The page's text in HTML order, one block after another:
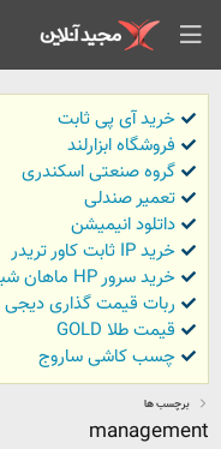
خرید آی پی ثابت
فروشگاه ابزارلند
گروه صنعتی اسکندری
تعمیر صندلی
داتلود انیمیشن
خرید IP ثابت کاور تریدر
خرید سرور HP ماهان شبکه
ربات قیمت گذاری دیجی
قیمت طلا GOLD
چسب کاشی ساروج
برچسب ها
management